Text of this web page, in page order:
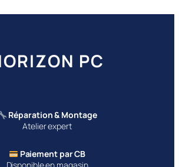
PC
Réparation & Montage
Atelier expert
Paiement par CB